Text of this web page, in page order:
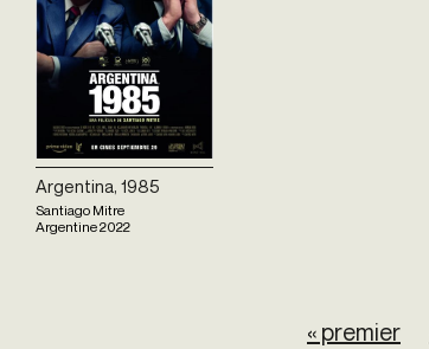
Argentina, 1985
Santiago Mitre
Argentine2022
« premier